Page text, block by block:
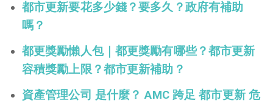
都市更新要花多少錢？要多久？政府有補助
嗎？
都更獎勵懶人包｜都更獎勵有哪些？都市更新
容積獎勵上限？都市更新補助？
資產管理公司 是什麼？ AMC 跨足 都市更新 危